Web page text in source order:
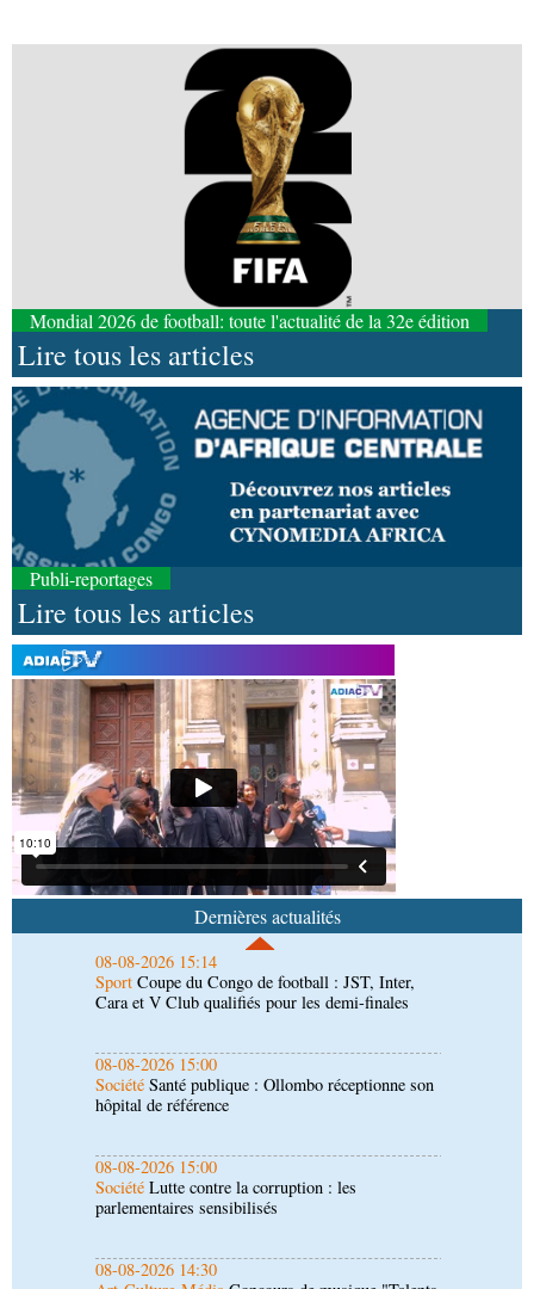
Mondial 2026 de football: toute l'actualité de la 32e édition
Lire tous les articles
Publi-reportages
Lire tous les articles
Dernières actualités
08-08-2026 16:30
SociétéLutte contre les épidémies : les employés
de la maison de retraite Kambissi en formation
08-08-2026 16:00
SociétéDistinction : Darrel Ornelle Elion Assiana
promue maître-assistant Cames
08-08-2026 15:14
SportCoupe du Congo de football : JST, Inter,
Cara et V Club qualifiés pour les demi-finales
08-08-2026 15:00
SociétéSanté publique : Ollombo réceptionne son
hôpital de référence
08-08-2026 15:00
SociétéLutte contre la corruption : les
parlementaires sensibilisés
08-08-2026 14:30
Art-Culture-MédiaConcours de musique "Talents
+" : la liste des participants publiée
08-08-2026 01:25